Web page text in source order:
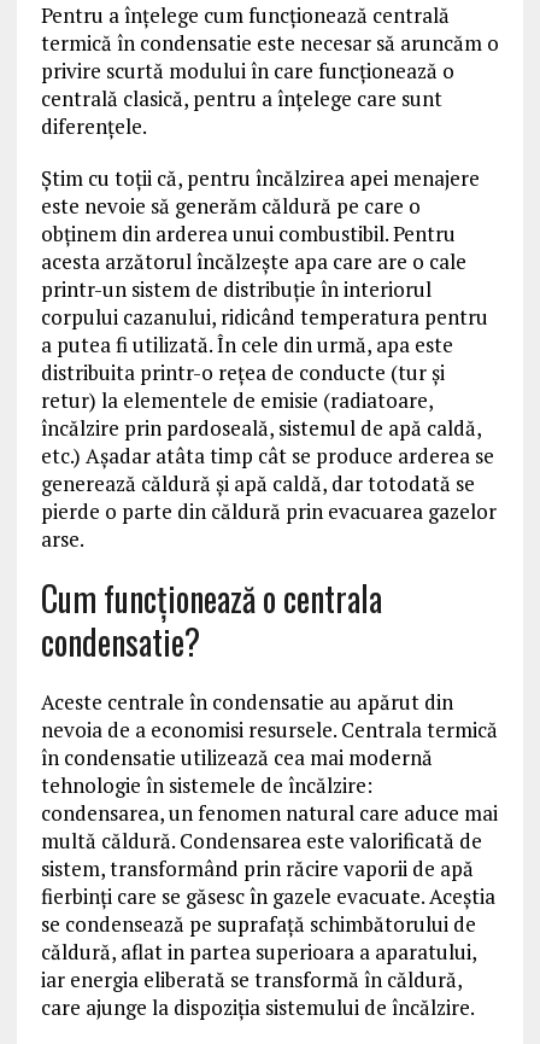
Pentru a înţelege cum funcţionează centrală
termică în condensatie este necesar să aruncăm o
privire scurtă modului în care funcţionează o
centrală clasică, pentru a înţelege care sunt
diferenţele.
Ştim cu toţii că, pentru încălzirea apei menajere
este nevoie să generăm căldură pe care o
obţinem din arderea unui combustibil. Pentru
acesta arzătorul încălzeşte apa care are o cale
printr-un sistem de distribuţie în interiorul
corpului cazanului, ridicând temperatura pentru
a putea fi utilizată. În cele din urmă, apa este
distribuita printr-o reţea de conducte (tur şi
retur) la elementele de emisie (radiatoare,
încălzire prin pardoseală, sistemul de apă caldă,
etc.) Aşadar atâta timp cât se produce arderea se
generează căldură şi apă caldă, dar totodată se
pierde o parte din căldură prin evacuarea gazelor
arse.
Cum funcţionează o centrala
condensatie?
Aceste centrale în condensatie au apărut din
nevoia de a economisi resursele. Centrala termică
în condensatie utilizează cea mai modernă
tehnologie în sistemele de încălzire:
condensarea, un fenomen natural care aduce mai
multă căldură. Condensarea este valorificată de
sistem, transformând prin răcire vaporii de apă
fierbinţi care se găsesc în gazele evacuate. Aceştia
se condensează pe suprafaţă schimbătorului de
căldură, aflat in partea superioara a aparatului,
iar energia eliberată se transformă în căldură,
care ajunge la dispoziţia sistemului de încălzire.